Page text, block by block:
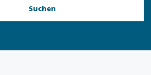
Suchen